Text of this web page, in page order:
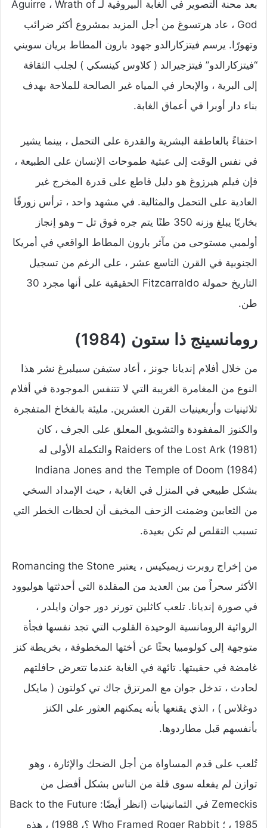
بعد محنة التصوير في الغابة البيروفية لـ Aguirre ، Wrath of
God ، عاد هرتسوغ من أجل المزيد بمشروع أكثر ضرائب
وتهورًا. يرسم فيتزكارالدو جهود بارون المطاط بريان سويني
“فيتزكارالدو” فيتزجيرالد ( كلاوس كينسكي ) لجلب الثقافة
إلى البرية ، والإبحار في المياه غير الصالحة للملاحة بهدف
بناء دار أوبرا في أعماق الغابة.
احتفاءً بالعاطفة البشرية والقدرة على التحمل ، بينما يشير
في نفس الوقت إلى عبثية طموحات الإنسان على الطبيعة ،
فإن فيلم هيرزوغ هو دليل قاطع على قدرة المخرج غير
العادية على التحمل والمثالية. في مشهد واحد ، ترأس زورقًا
بخاريًا يبلغ وزنه 350 طنًا يتم جره فوق تل – وهو إنجاز
أولمبي مستوحى من مآثر بارون المطاط الواقعي في أمريكا
الجنوبية في القرن التاسع عشر ، على الرغم من تسجيل
التاريخ حمولة Fitzcarraldo الحقيقية على أنها مجرد 30
طن.
رومانسينج ذا ستون (1984)
من خلال أفلام إنديانا جونز ، أعاد ستيفن سبيلبرغ نشر هذا
النوع من المغامرة الغريبة التي لا تتنفس الموجودة في أفلام
ثلاثينيات وأربعينيات القرن العشرين. مليئة بالفخاخ المتفجرة
والكنوز المفقودة والتشويق المعلق على الجرف ، كان
Raiders of the Lost Ark (1981) والتكملة الأولى له
Indiana Jones and the Temple of Doom (1984)
بشكل طبيعي في المنزل في الغابة ، حيث الإمداد السخي
من الثعابين وضمنت الزحف المخيف أن لحظات الخطر التي
تسبب التقلص لم تكن بعيدة.
من إخراج روبرت زيميكيس ، يعتبر Romancing the Stone
الأكثر سحراً من بين العديد من المقلدة التي أحدثتها هوليوود
في صورة إنديانا. تلعب كاثلين تورنر دور جوان وايلدر ،
الروائية الرومانسية الوحيدة القلوب التي تجد نفسها فجأة
متوجهة إلى كولومبيا بحثًا عن أختها المخطوفة ، بخريطة كنز
غامضة في حقيبتها. تائهة في الغابة عندما تتعرض حافلتهم
لحادث ، تدخل جوان مع المرتزق جاك تي كولتون ( مايكل
دوغلاس ) ، الذي يقنعها بأنه يمكنهم العثور على الكنز
بأنفسهم قبل مطاردوها.
تُلعب على قدم المساواة من أجل الضحك والإثارة ، وهو
توازن لم يفعله سوى قلة من الناس بشكل أفضل من
Zemeckis في الثمانينيات (انظر أيضًا: Back to the Future
، 1985 ؛ Who Framed Roger Rabbit ؟، 1988) ، هذه